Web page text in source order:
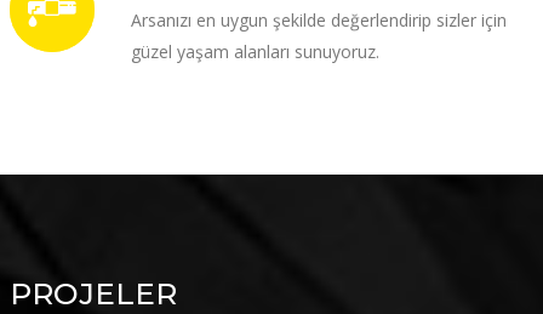
Arsanızı en uygun şekilde değerlendirip sizler için
güzel yaşam alanları sunuyoruz.
PROJELER